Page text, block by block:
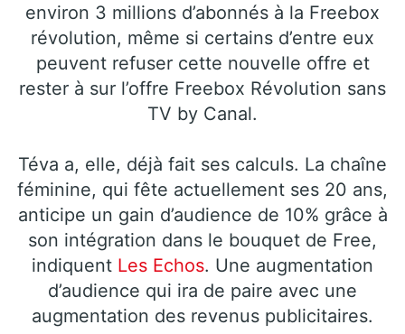
environ 3 millions d’abonnés à la Freebox
révolution, même si certains d’entre eux
peuvent refuser cette nouvelle offre et
rester à sur l’offre Freebox Révolution sans
TV by Canal.
Téva a, elle, déjà fait ses calculs. La chaîne
féminine, qui fête actuellement ses 20 ans,
anticipe un gain d’audience de 10% grâce à
son intégration dans le bouquet de Free,
indiquent Les Echos. Une augmentation
d’audience qui ira de paire avec une
augmentation des revenus publicitaires.